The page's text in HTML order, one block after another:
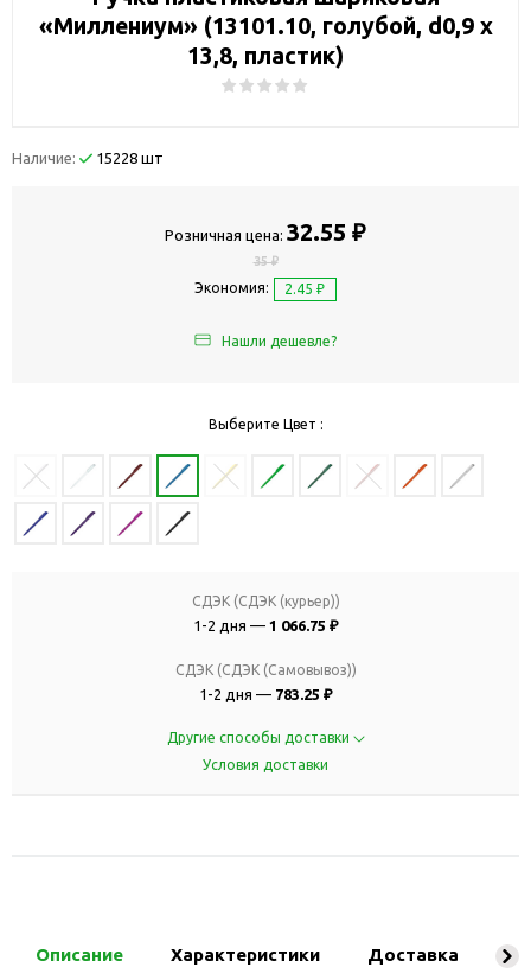
«Миллениум» (13101.10, голубой, d0,9 х
13,8, пластик)
Наличие: 15228 шт
Розничная цена: 32.55 ₽
35 ₽
Экономия: 2.45 ₽
Нашли дешевле?
Выберите Цвет :
СДЭК (СДЭК (курьер))
1-2 дня — 1 066.75 ₽
СДЭК (СДЭК (Самовывоз))
1-2 дня — 783.25 ₽
Другие способы доставки
Условия доставки
Описание Характеристики Доставка